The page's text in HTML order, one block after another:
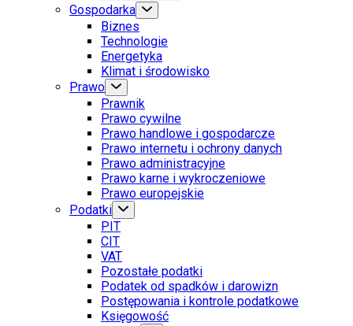
Gospodarka
Biznes
Technologie
Energetyka
Klimat i środowisko
Prawo
Prawnik
Prawo cywilne
Prawo handlowe i gospodarcze
Prawo internetu i ochrony danych
Prawo administracyjne
Prawo karne i wykroczeniowe
Prawo europejskie
Podatki
PIT
CIT
VAT
Pozostałe podatki
Podatek od spadków i darowizn
Postępowania i kontrole podatkowe
Księgowość